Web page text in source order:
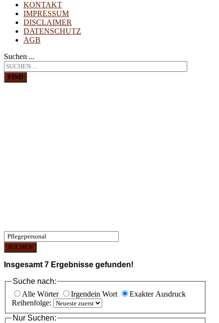
KONTAKT
IMPRESSUM
DISCLAIMER
DATENSCHUTZ
AGB
Suchen ...
FIND
SUCHEN
Insgesamt 7 Ergebnisse gefunden!
Suche nach:
Alle Wörter
Irgendein Wort
Exakter Ausdruck
Reihenfolge:
Nur Suchen: